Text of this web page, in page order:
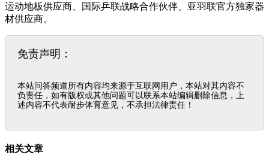
运动地板供应商、国际乒联战略合作伙伴、亚羽联官方独家器
材供应商。
免责声明：
本站问答频道所有内容均来源于互联网用户，本站对其内容不
负责任，如有版权或其他问题可以联系本站编辑删除信息，上
述内容不代表耐步体育意见，不承担法律责任！
相关文章